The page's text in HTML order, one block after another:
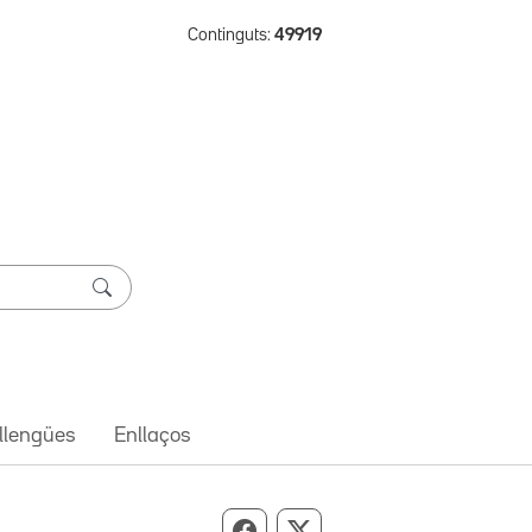
Continguts: 49919
Enllaços